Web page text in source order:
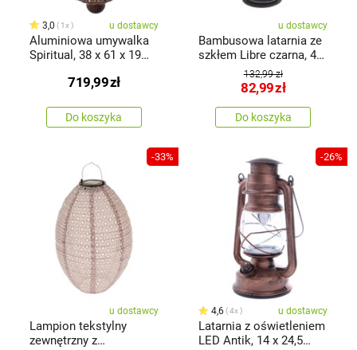
3,0 1x u dostawcy
Aluminiowa umywalka
Spiritual, 38 x 61 x 19
719,99zł
Do koszyka
u dostawcy
Bambusowa latarnia ze
szkłem Libre czarna, 40
132,99 zł
82,99zł
Do koszyka
-33%
u dostawcy
Lampion tekstylny
zewnętrzny z
-26%
4,6 4x u dostawcy
Latarnia z oświetleniem
LED Antik, 14 x 24,5